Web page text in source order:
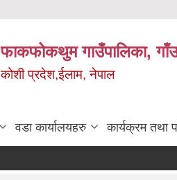
फाकफोकथुम गाउँपालिका, गाँउ
कोशी प्रदेश,ईलाम, नेपाल
वडा कार्यालयहरु कार्यक्रम तथा